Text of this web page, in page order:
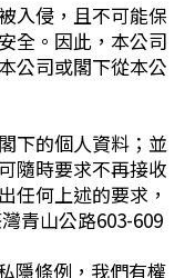
入侵，且不可能保
全。因此，本公司
公司或閣下從本公
下的個人資料；並
隨時要求不再接收
任何上述的要求，
青山公路603-609
隱條例，我們有權